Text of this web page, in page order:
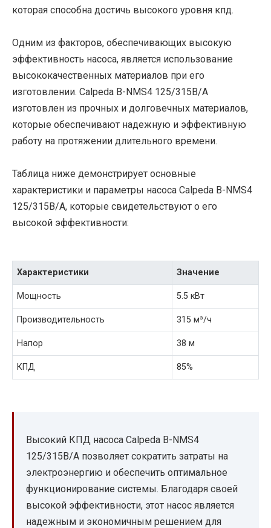
которая способна достичь высокого уровня кпд.
Одним из факторов, обеспечивающих высокую
эффективность насоса, является использование
высококачественных материалов при его
изготовлении. Calpeda B-NMS4 125/315B/A
изготовлен из прочных и долговечных материалов,
которые обеспечивают надежную и эффективную
работу на протяжении длительного времени.
Таблица ниже демонстрирует основные
характеристики и параметры насоса Calpeda B-NMS4
125/315B/A, которые свидетельствуют о его
высокой эффективности:
Характеристики Значение
Мощность 5.5 кВт
Производительность 315 м³/ч
Напор 38 м
КПД 85%
Высокий КПД насоса Calpeda B-NMS4
125/315B/A позволяет сократить затраты на
электроэнергию и обеспечить оптимальное
функционирование системы. Благодаря своей
высокой эффективности, этот насос является
надежным и экономичным решением для